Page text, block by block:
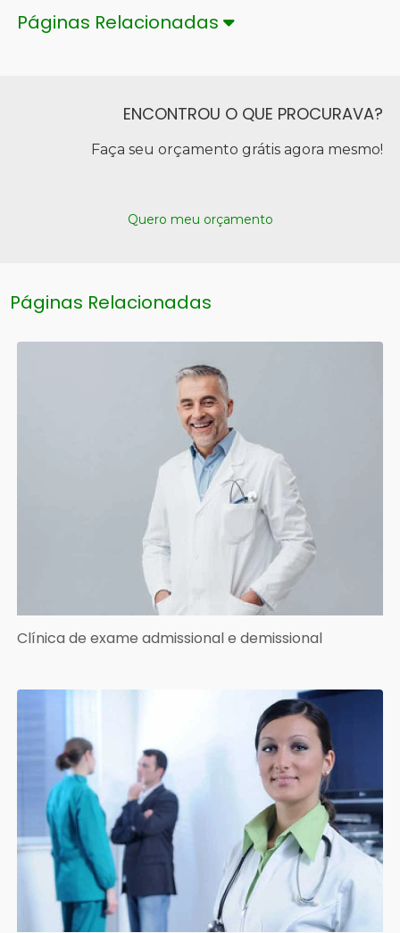
Páginas Relacionadas
ENCONTROU O QUE PROCURAVA?
Faça seu orçamento grátis agora mesmo!
Quero meu orçamento
Páginas Relacionadas
Clínica de exame admissional e demissional